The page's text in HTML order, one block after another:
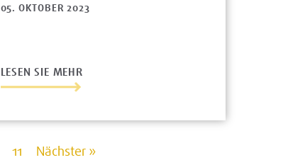
05. OKTOBER 2023
LESEN SIE MEHR
11 Nächster »